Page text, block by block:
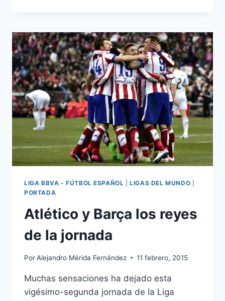
NOU
LIGA BBVA - FÚTBOL ESPAÑOL |LIGAS DEL MUNDO
PORTADA
Atlético y Barça los reyes
de la jornada
PorAlejandro Mérida Fernández 11 febrero, 2015
Muchas sensaciones ha dejado esta
vigésimo-segunda jornada de la Liga